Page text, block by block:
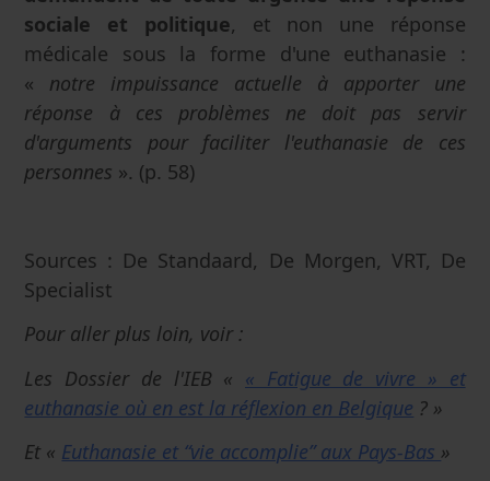
sociale et politique, et non une réponse
médicale sous la forme d'une euthanasie :
« notre impuissance actuelle à apporter une
réponse à ces problèmes ne doit pas servir
d'arguments pour faciliter l'euthanasie de ces
personnes ». (p. 58)
Sources : De Standaard, De Morgen, VRT, De
Specialist
Pour aller plus loin, voir :
Les Dossier de l'IEB « « Fatigue de vivre » et
euthanasie où en est la réflexion en Belgique ? »
Et « Euthanasie et “vie accomplie” aux Pays-Bas »